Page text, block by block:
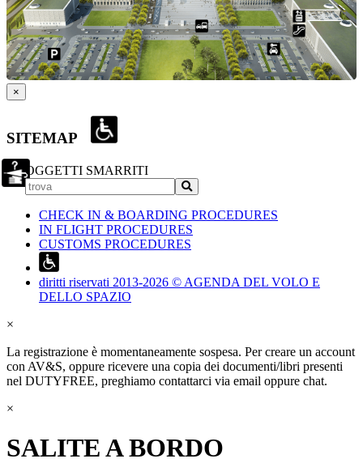
×
SITEMAP
OGGETTI SMARRITI
CHECK IN & BOARDING PROCEDURES
IN FLIGHT PROCEDURES
CUSTOMS PROCEDURES
diritti riservati 2013-2026 © AGENDA DEL VOLO E
DELLO SPAZIO
×
La registrazione è momentaneamente sospesa. Per creare un account
con AV&S, oppure ricevere una copia dei documenti/libri presenti
nel DUTYFREE, preghiamo contattarci via email oppure chat.
×
SALITE A BORDO